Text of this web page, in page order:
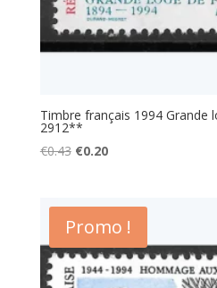
Timbre français 1994 Grande
2912**
€0.43 Le
était :
€0.43.
€0.20Le
est :
€0.20.
Promo !